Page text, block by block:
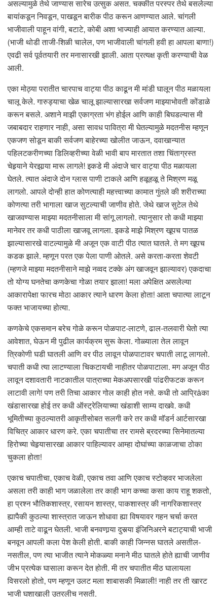
असल्यामुळे तेथे जाण्यास सारेच उत्सुक असत. चक्कीत परस्पर तेथे बसलेल्या
बायांकडून निवडून, पाखडून बारीक पीठ करून आणण्यात आले. चांगली
भाजीवाली पाहून वांगी, बटाटे, कोबी अशा भाज्याही आयात करण्यात आल्या.
(भाजी थोडी ताजी-शिळी चालेल, पण भाजीवाली चांगली हवी हा आपला बाणा!)
एवढी सर्व पूर्वतयारी तर मनासारखी झाली. आता प्रत्यक्ष कृती करण्याची वेळ
आली.
एका मोठ्या परातीत चारपाच वाट्या पीठ काढून मी मांडी घालून पीठ मळायला
चालू केले. गारुड्याचा खेळ चालू झाल्यासारखा सर्वजण माझ्याभोवती कोंडाळे
करून बसले. अशाने माझी एकाग्रता भंग होईल आणि काही बिघडल्यास मी
जबाबदार राहणार नाही, असा सावध पावित्रा मी घेतल्यामुळे मदतनीस म्हणून
एकजण सोडून बाकी सर्वजण बाहेरच्या खोलीत जाऊन, दवाखान्यात
पहिलटकरीणच्या डिलिव्हरीच्या वेळी भावी बाप मारतात तशा चिंताग्रस्त
चेहर्‍याने येरझार्‍या मारू लागले! इकडे मी अंदाजे चार वाट्या पीठ मळायला
घेतले. त्यात अंदाजे दोन ग्लास पाणी टाकले आणि हळूहळू ते मिश्रण मळू
लागलो. आपले दोन्ही हात कोणत्याही महत्त्वाच्या कामात गुंतले की शरीराच्या
कोणत्या तरी भागाला खाज सुटल्याची जाणीव होते. जेथे खाज सुटेल तेथे
खाजवण्यास माझ्या मदतनीसाला मी सांगू लागलो. त्यानुसार तो कधी माझ्या
मानेवर तर कधी पाठीला खाजवू लागला. इकडे माझे मिश्रण खूपच पातळ
झाल्यासारखे वाटल्यामुळे मी अजून एक वाटी पीठ त्यात घातले. ते मग खूपच
कडक झाले. म्हणून परत एक पेला पाणी ओतले. असे करता-करता शेवटी
(म्हणजे माझ्या मदतनीसाने माझे नव्वद टक्के अंग खाजवून झाल्यावर) एकदाचा
तो योग्य घनतेचा कणकेचा गोळा तयार झाला! मला अपेक्षित असलेल्या
आकारापेक्षा फारच मोठा आकार त्याने धारण केला होता! आता चपात्या लाटून
फक्त भाजायच्या होत्या.
कणकेचे एकसमान बरेच गोळे करून पोळपाट-लाटणे, ढाल-तलवारी घेतो त्या
आवेशात, घेऊन मी पुढील कार्यक्रम सुरू केला. गोळ्याला तेल लावून
त्रिकोणी घडी घातली आणि वर पीठ लावून पोळपाटावर चपाती लाटू लागलो.
चपाती कधी त्या लाटण्याला चिकटायची नाहीतर पोळपाटाला. मग अजून पीठ
लावून दशावतारी नाटकातील पात्राच्या मेकअपसारखी पांढरीफटक करून
लाटावी लागे! पण तरी तिचा आकार गोल काही होत नसे. कधी तो आप्रिâका
खंडासारखा होई तर कधी ऑस्ट्रेलियाच्या खंडाशी साम्य दाखवे. कधी
भूमितीच्या कुठल्यातरी आकृतीसोबत सलगी करे तर कधी मॉडर्न आर्टसारखा
विचित्र आकार धारण करे. एका चपातीचा तर रामसे ब्रदरच्या सिनेमातल्या
हिरोच्या चेहर्‍यासारखा आकार पाहिल्यावर आम्हा दोघांच्या काळजाचा ठोका
चुकला होता!
एकाच चपातीचा, एकाच वेळी, एकाच तवा आणि एकाच स्टोव्हवर भाजलेला
असला तरी काही भाग जळालेला तर काही भाग कच्चा कसा काय राहू शकतो,
हा प्रश्न भौतिकशास्त्र, रसायन शास्त्र, पाकशास्त्र की नागरिकशास्त्र
ह्यापैकी कुठल्या शास्त्रात जाऊन शोधावा ह्या विषयावर गहन चर्चा करत
आम्ही ताटे वाढून घेतली. भाजी बनवणार्‍या दुसर्‍या इंजिनिअरने बटाट्याची भाजी
बनवून आपली कला पेश केली होती. बाकी काही जिन्नस घातले असतील-
नसतील, पण त्या भाजीत त्याने मोकळ्या मनाने मीठ घातले होते ह्याची जाणीव
जीभ प्रत्येक घासाला करून देत होती. मी तर चपातीत मीठ घालायला
विसरलो होतो, पण म्हणून उलट मला शाबासकी मिळाली! नाही तर ती खारट
भाजी घशाखाली उतरलीच नसती.